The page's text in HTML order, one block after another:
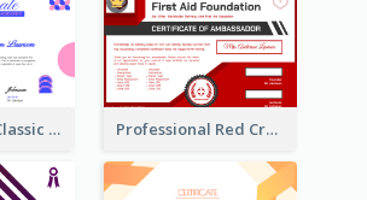
Vintage And Classic Vibrant Certificate Design Ideas Professional Red Cross Shield Certificate Design Template